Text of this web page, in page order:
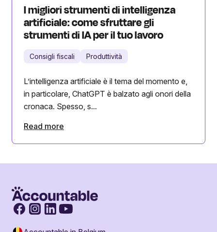
I migliori strumenti di intelligenza
artificiale: come sfruttare gli
strumenti di IA per il tuo lavoro
Consigli fiscali Produttività
L’intelligenza artificiale è il tema del momento e,
in particolare, ChatGPT è balzato agli onori della
cronaca. Spesso, s...
Read more